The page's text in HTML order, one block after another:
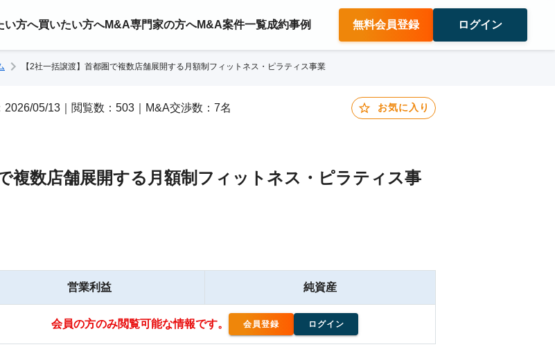
い方へ買いたい方へM&A専門家の方へM&A案件一覧成約事例 無料会員登録 ログイン
【2社一括譲渡】首都圏で複数店舗展開する月額制フィットネス・ピラティス事業
05/13｜閲覧数：503｜M&A交渉数：7名 お気に入り
複数店舗展開する月額制フィットネス・ピラティス事
営業利益
会員の方のみ閲覧可能な情報です。 会員登録 ログイン
純資産